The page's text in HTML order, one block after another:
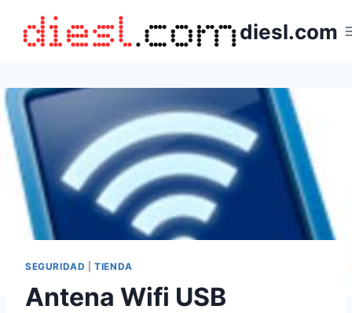
contenido
diesl.com
SEGURIDAD |TIENDA
Antena Wifi USB